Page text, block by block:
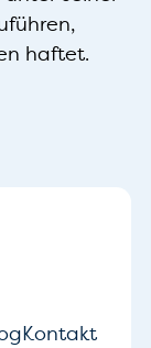
haftet.
Kontakt